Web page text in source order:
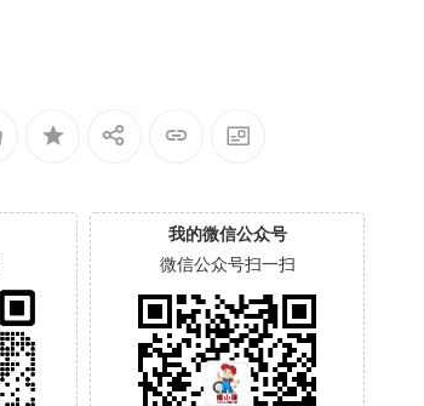
我的微信公众号
微信公众号扫一扫